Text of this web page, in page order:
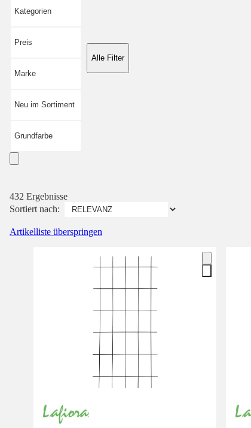
Kategorien
Preis
Marke
Neu im Sortiment
Grundfarbe
Alle Filter
432 Ergebnisse
Sortiert nach:
Artikelliste überspringen